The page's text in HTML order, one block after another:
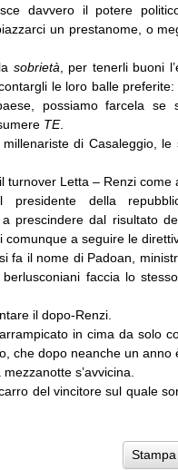
davvero il potere
un prestanome, o
sobrietà, per tenerli buoni
le loro balle
possiamo farcela se
TE.
di Casaleggio,
turnover Letta – Renzi come
della
a prescindere dal risultato
a seguire le
fa il nome di Padoan,
faccia lo
il dopo-Renzi.
in cima da solo
che dopo neanche un anno
s’avvicina.
del vincitore sul quale
Stampa